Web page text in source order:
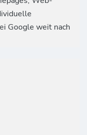
Google weit nach